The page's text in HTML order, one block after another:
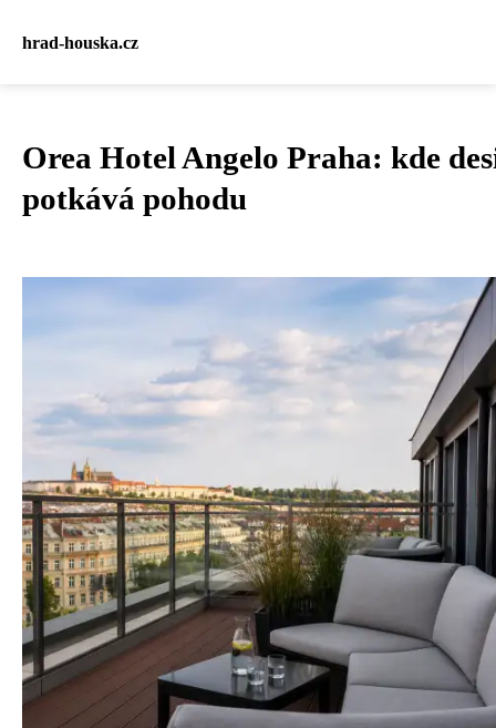
hrad-houska.cz
Orea Hotel Angelo Praha: kde
potkává pohodu